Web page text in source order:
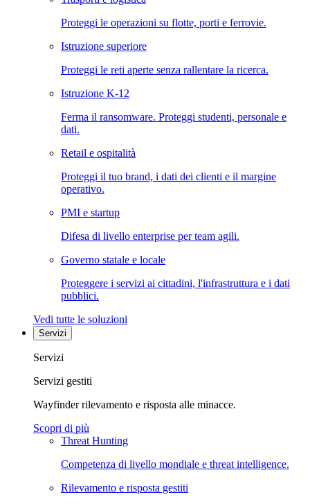
Proteggi le operazioni su flotte, porti e ferrovie.
Istruzione superiore
Proteggi le reti aperte senza rallentare la ricerca.
Istruzione K-12
Ferma il ransomware. Proteggi studenti, personale e
dati.
Retail e ospitalità
Proteggi il tuo brand, i dati dei clienti e il margine
operativo.
PMI e startup
Difesa di livello enterprise per team agili.
Governo statale e locale
Proteggere i servizi ai cittadini, l'infrastruttura e i dati
pubblici.
Vedi tutte le soluzioni
Servizi
Servizi
Servizi gestiti
Wayfinder rilevamento e risposta alle minacce.
Scopri di più
Threat Hunting
Competenza di livello mondiale e threat intelligence.
Rilevamento e risposta gestiti